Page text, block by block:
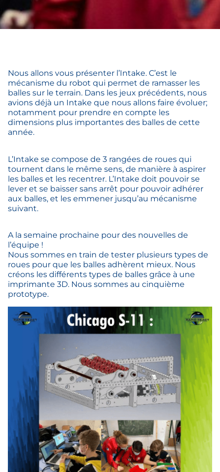
Nous allons vous présenter l’Intake. C’est le
mécanisme du robot qui permet de ramasser les
balles sur le terrain. Dans les jeux précédents, nous
avions déjà un Intake que nous allons faire évoluer;
notamment pour prendre en compte les
dimensions plus importantes des balles de cette
année.
L’Intake se compose de 3 rangées de roues qui
tournent dans le même sens, de manière à aspirer
les balles et les recentrer. L’Intake doit pouvoir se
lever et se baisser sans arrêt pour pouvoir adhérer
aux balles, et les emmener jusqu’au mécanisme
suivant.
A la semaine prochaine pour des nouvelles de
l’équipe !
Nous sommes en train de tester plusieurs types de
roues pour que les balles adhèrent mieux. Nous
créons les différents types de balles grâce à une
imprimante 3D. Nous sommes au cinquième
prototype.